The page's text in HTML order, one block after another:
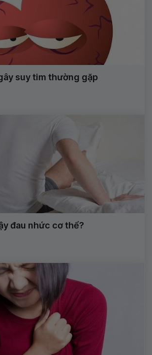
suy tim thường gặp
đau nhức cơ thể?